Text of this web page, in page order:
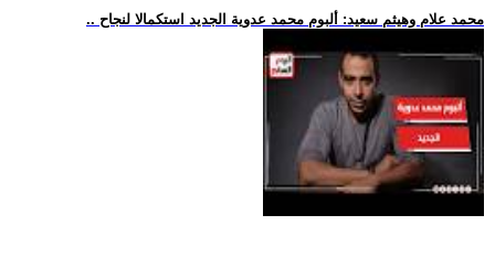
.. محمد علام وهيثم سعيد: ألبوم محمد عدوية الجديد استكمالا لنجاح